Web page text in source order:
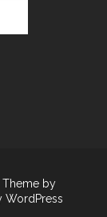
| Theme by
WordPress